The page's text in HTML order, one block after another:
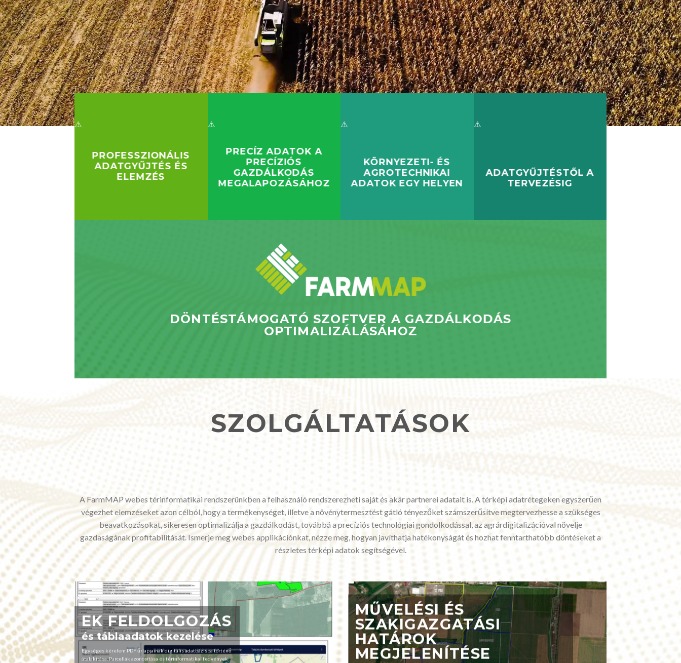
PROFESSZIONÁLIS
ADATGYŰJTÉS ÉS
ELEMZÉS
PRECÍZ ADATOK A
PRECÍZIÓS
GAZDÁLKODÁS
MEGALAPOZÁSÁHOZ
KÖRNYEZETI- ÉS
AGROTECHNIKAI
ADATOK EGY HELYEN
ADATGYŰJTÉSTŐL A
TERVEZÉSIG
DÖNTÉSTÁMOGATÓ SZOFTVER A GAZDÁLKODÁS
OPTIMALIZÁLÁSÁHOZ
SZOLGÁLTATÁSOK
A FarmMAP webes térinformatikai rendszerünkben a felhasználó rendszerezheti saját és akár partnerei adatait is. A térképi adatrétegeken egyszerűen
végezhet elemzéseket azon célból, hogy a termékenységet, illetve a növénytermesztést gátló tényezőket számszerűsítve megtervezhesse a szükséges
beavatkozásokat, sikeresen optimalizálja a gazdálkodást, továbbá a precíziós technológiai gondolkodással, az agrárdigitalizációval növelje
gazdaságának profitabilitását. Ismerje meg webes applikációnkat, nézze meg, hogyan javíthatja hatékonyságát és hozhat fenntarthatóbb döntéseket a
részletes térképi adatok segítségével.
EK FELDOLGOZÁS
és táblaadatok kezelése
Egységes kérelem PDF űrlapjainak digitális adatbázisba történő
átalakítása. Parcellák azonosítása és térinformatikai fedvények
MŰVELÉSI ÉS
SZAKIGAZGATÁSI
HATÁROK
MEGJELENÍTÉSE